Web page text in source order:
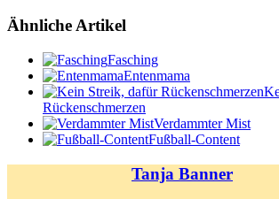
Ähnliche Artikel
Fasching
Entenmama
Rückenschmerzen
Verdammter Mist
Fußball-Content
Tanja Banner